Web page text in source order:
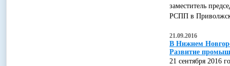
заместитель
РСПП в
21.09.2016
В Нижнем
Развитие
21 сентября 2016